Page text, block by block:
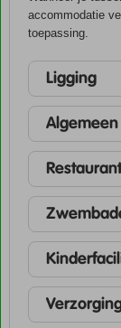
accommodatie
toepassing.
Ligging